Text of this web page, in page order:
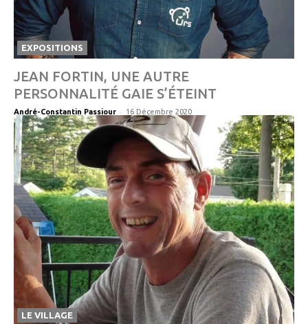
EXPOSITIONS
JEAN FORTIN, UNE AUTRE
PERSONNALITÉ GAIE S’ÉTEINT
André-Constantin Passiour - 16 Décembre 2020
LE VILLAGE